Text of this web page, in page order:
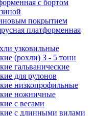
с бортом
покрытием
платформенная
узковильные
(рохли) 3 - 5 тонн
гальванические
для рулонов
низкопрофильные
ножничные
с весами
с длинными вилами